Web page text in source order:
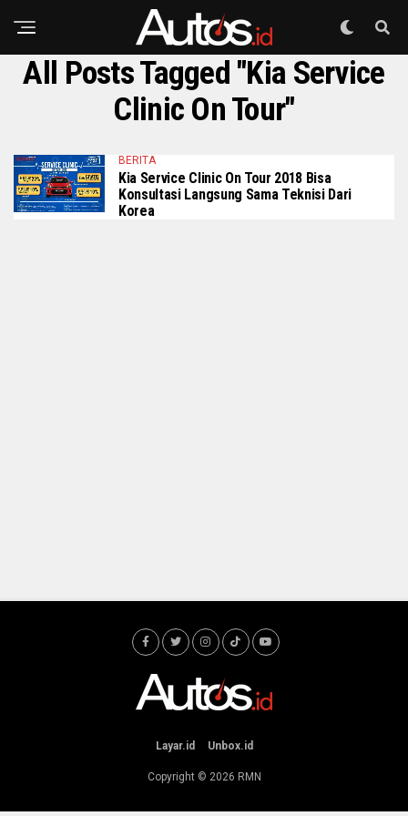
All Posts Tagged "Kia Service
Clinic On Tour"
BERITA
Kia Service Clinic On Tour 2018 Bisa
Konsultasi Langsung Sama Teknisi Dari
Korea
Layar.id Unbox.id
Copyright © 2026 RMN